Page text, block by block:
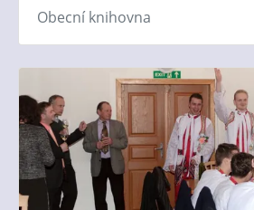
Obecní knihovna